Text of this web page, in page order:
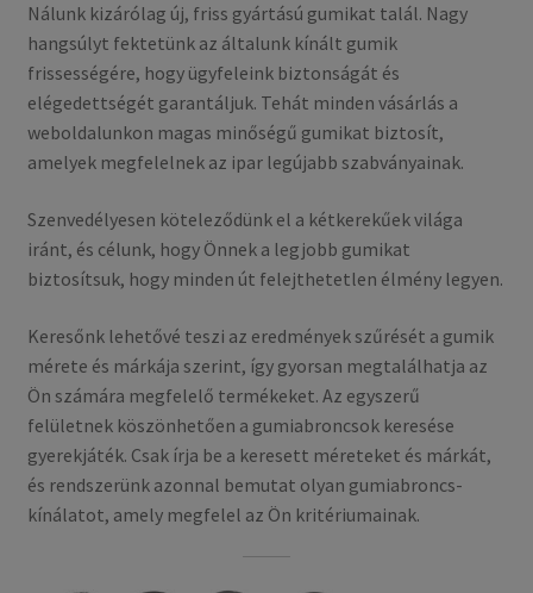
Nálunk kizárólag új, friss gyártású gumikat talál. Nagy
hangsúlyt fektetünk az általunk kínált gumik
frissességére, hogy ügyfeleink biztonságát és
elégedettségét garantáljuk. Tehát minden vásárlás a
weboldalunkon magas minőségű gumikat biztosít,
amelyek megfelelnek az ipar legújabb szabványainak.
Szenvedélyesen köteleződünk el a kétkerekűek világa
iránt, és célunk, hogy Önnek a legjobb gumikat
biztosítsuk, hogy minden út felejthetetlen élmény legyen.
Keresőnk lehetővé teszi az eredmények szűrését a gumik
mérete és márkája szerint, így gyorsan megtalálhatja az
Ön számára megfelelő termékeket. Az egyszerű
felületnek köszönhetően a gumiabroncsok keresése
gyerekjáték. Csak írja be a keresett méreteket és márkát,
és rendszerünk azonnal bemutat olyan gumiabroncs-
kínálatot, amely megfelel az Ön kritériumainak.